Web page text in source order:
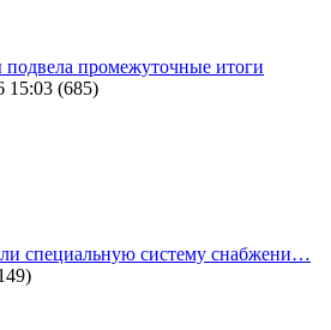
промежуточные итоги
15:03 (685)
специальную систему снабжени…